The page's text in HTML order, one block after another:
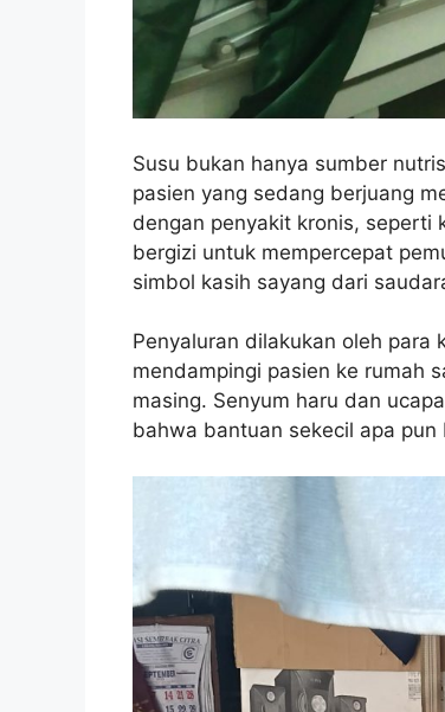
Susu bukan hanya sumber
pasien yang sedang berjuang
dengan penyakit kronis, seperti
bergizi untuk mempercepat
simbol kasih sayang dari
Penyaluran dilakukan oleh para
mendampingi pasien ke rumah
masing. Senyum haru dan
bahwa bantuan sekecil apa